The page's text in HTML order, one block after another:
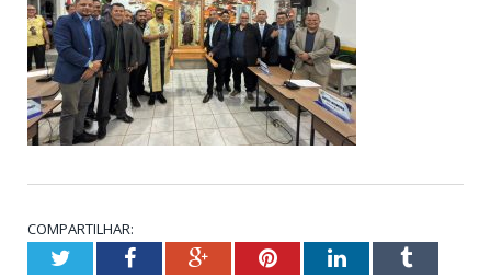
COMPARTILHAR:
TwitterFacebookGoogle+PinterestLinkedInTumblr